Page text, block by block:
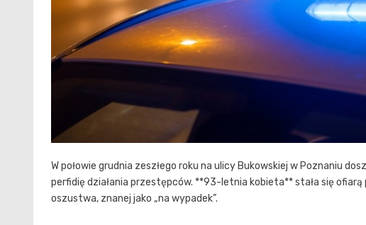
W połowie grudnia zeszłego roku na ulicy Bukowskiej w Poznaniu
perfidię działania przestępców. **93-letnia kobieta** stała się
oszustwa, znanej jako „na wypadek”.